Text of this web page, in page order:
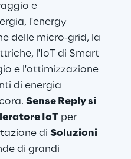
e
l'energy
delle micro-grid, la
l'IoT di Smart
e l'ottimizzazione
di energia
Sense Reply si
IoT per
di Soluzioni
di grandi